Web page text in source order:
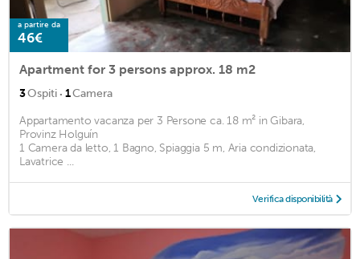
a partire da
46€
Apartment for 3 persons approx. 18 m2
3Ospiti · 1Camera
Appartamento vacanza per 3 Persone ca. 18 m² in Gibara,
Provinz Holguín
1 Camera da letto, 1 Bagno, Spiaggia 5 m, Aria condizionata,
Lavatrice ...
Verifica disponibilità